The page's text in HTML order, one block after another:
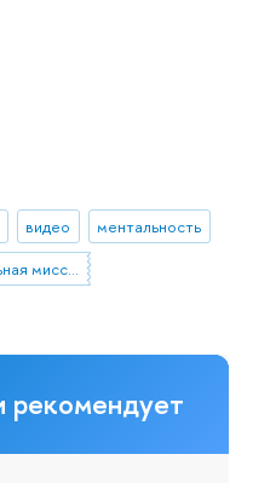
видео
ментальность
Фонд «Либеральная миссия»
рекомендует